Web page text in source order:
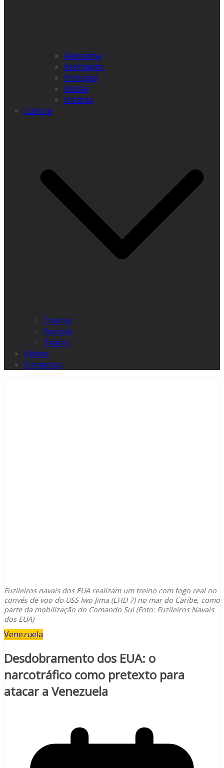
Alemanha
Azerbaijão
Portugal
Rússia
Ucrânia
Cultura
Cinema
Festival
Teatro
Videos
Contactos
Fuzileiros navais dos EUA realizam um treino com fogo real no
convés de voo do USS Iwo Jima (LHD 7) no mar do Caribe, como
parte da mobilização do Comando Sul (Foto: Fuzileiros Navais
dos EUA)
Venezuela
Desdobramento dos EUA: o
narcotráfico como pretexto para
atacar a Venezuela